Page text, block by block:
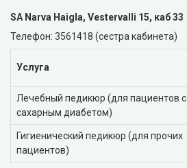
РАБОТА И ПРАКТИКА
SA Narva Haigla, Vestervalli 15, каб 33
Телефон: 3561418 (сестра кабинета)
Услуга
Лечебный педикюр (для пациентов с
сахарным диабетом)
Гигиенический педикюр (для прочих
пациентов)